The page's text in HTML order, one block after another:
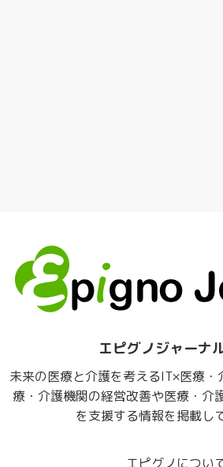
エピグノジャーナ
未来の医療と介護を考えるIT×医療・
療・介護機関の経営改善や医療・介
を支援する情報を掲載し
エピグノについ